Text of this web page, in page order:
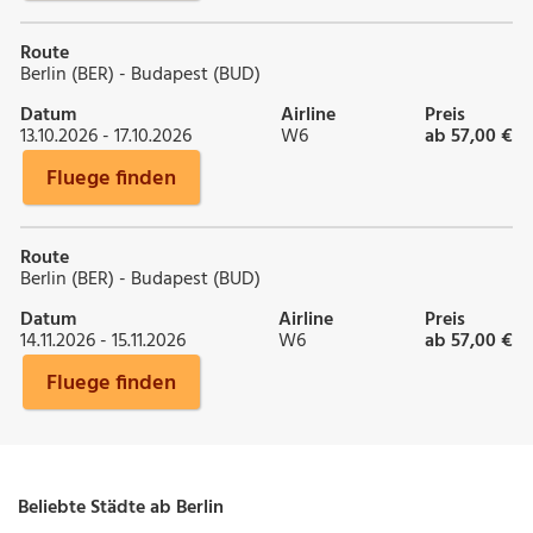
Route
Berlin (BER) - Budapest (BUD)
Datum
13.10.2026 - 17.10.2026
Airline
W6
Preis
ab 57,00 €
Fluege finden
Route
Berlin (BER) - Budapest (BUD)
Datum
14.11.2026 - 15.11.2026
Airline
W6
Preis
ab 57,00 €
Fluege finden
Beliebte Städte ab Berlin